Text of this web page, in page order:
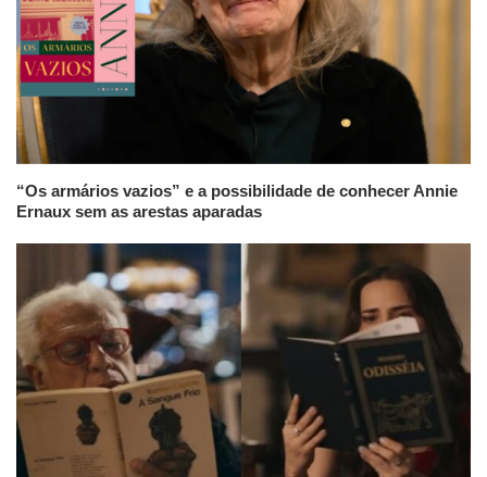
“Os armários vazios” e a possibilidade de conhecer Annie
Ernaux sem as arestas aparadas